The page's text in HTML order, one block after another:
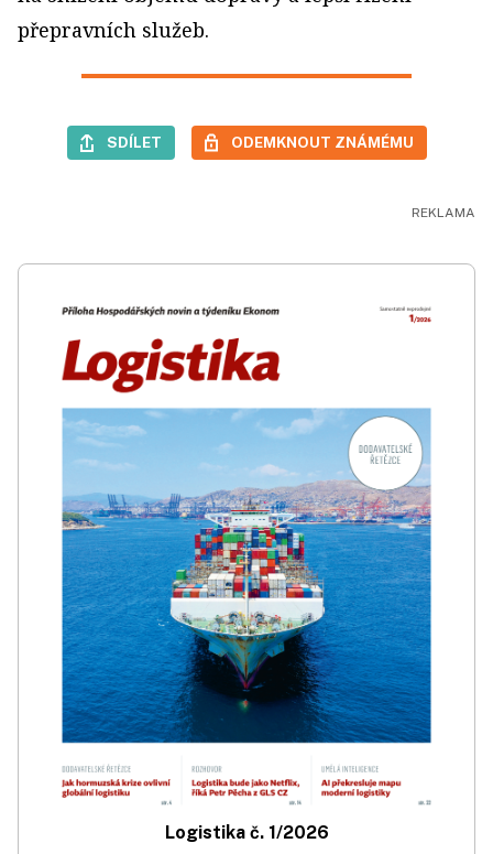
přepravních služeb.
SDÍLET ODEMKNOUT ZNÁMÉMU
Logistika č. 1/2026